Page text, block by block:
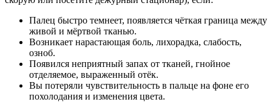
Палец быстро темнеет, появляется чёткая граница между
живой и мёртвой тканью.
Возникает нарастающая боль, лихорадка, слабость,
озноб.
Появился неприятный запах от тканей, гнойное
отделяемое, выраженный отёк.
Вы потеряли чувствительность в пальце на фоне его
похолодания и изменения цвета.